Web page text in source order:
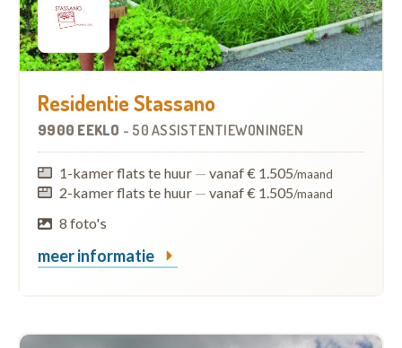
Residentie Stassano
9900 EEKLO - 50 ASSISTENTIEWONINGEN
1-kamer flats te huur — vanaf € 1.505/maand
2-kamer flats te huur — vanaf € 1.505/maand
8 foto's
meer informatie